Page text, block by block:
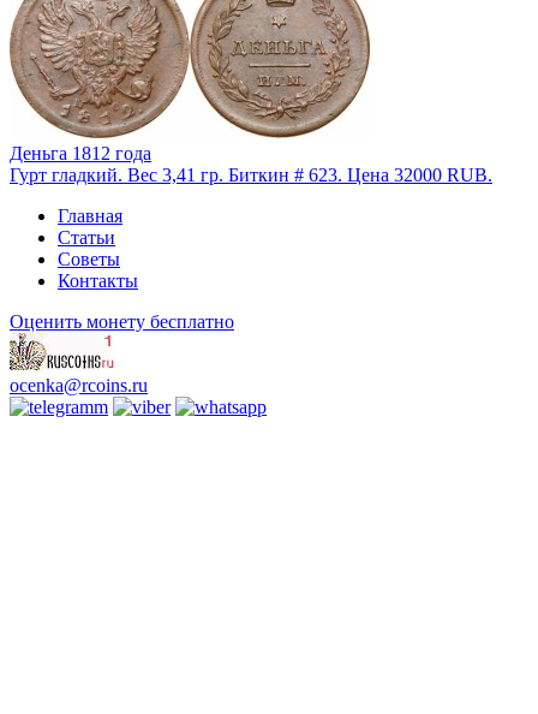
Деньга 1812 года
Гурт гладкий. Вес 3,41 гр. Биткин # 623. Цена 32000 RUB.
Главная
Статьи
Советы
Контакты
Оценить монету бесплатно
ocenka@rcoins.ru